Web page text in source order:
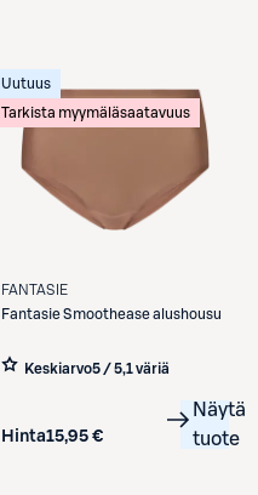
Uutuus
Tarkista myymäläsaatavuus
FANTASIE
FantasieSmoothease alushousu
Keskiarvo5 / 5,1 väriä
Hinta15,95 €
Näytä
tuote